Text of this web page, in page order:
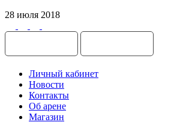
28 июля 2018
Личный кабинет
Новости
Контакты
Об арене
Магазин